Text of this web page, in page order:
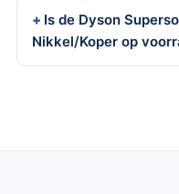
Is de Dyson
Nikkel/Koper op